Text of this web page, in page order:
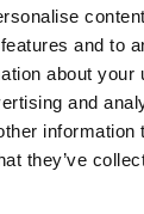
and to
about your
and
information
they’ve
dipsaus elk
alles
vlak
Bovendien
zijkant kunt
koelkast. Extra